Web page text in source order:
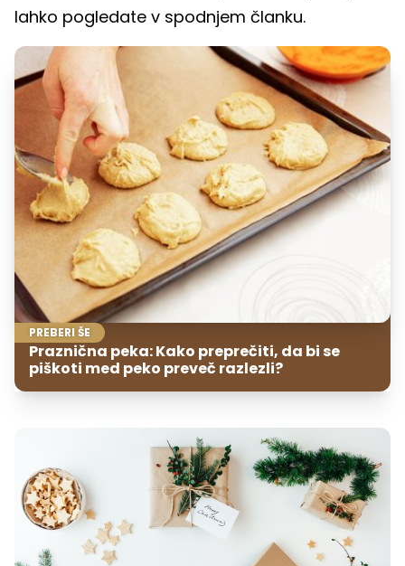
lahko pogledate v spodnjem članku.
PREBERI ŠE
Praznična peka: Kako preprečiti, da bi se
piškoti med peko preveč razlezli?